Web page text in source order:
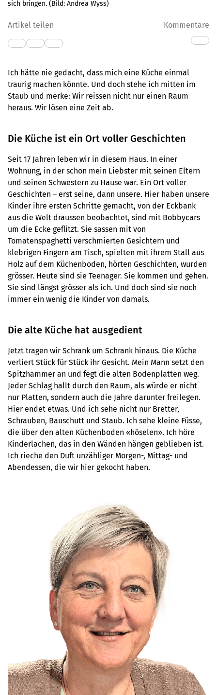
sich bringen. (Bild: Andrea Wyss)
Artikel teilen Kommentare
Ich hätte nie gedacht, dass mich eine Küche einmal
traurig machen könnte. Und doch stehe ich mitten im
Staub und merke: Wir reissen nicht nur einen Raum
heraus. Wir lösen eine Zeit ab.
Die Küche ist ein Ort voller Geschichten
Seit 17 Jahren leben wir in diesem Haus. In einer
Wohnung, in der schon mein Liebster mit seinen Eltern
und seinen Schwestern zu Hause war. Ein Ort voller
Geschichten – erst seine, dann unsere. Hier haben unsere
Kinder ihre ersten Schritte gemacht, von der Eckbank
aus die Welt draussen beobachtet, sind mit Bobbycars
um die Ecke geflitzt. Sie sassen mit von
Tomatenspaghetti verschmierten Gesichtern und
klebrigen Fingern am Tisch, spielten mit ihrem Stall aus
Holz auf dem Küchenboden, hörten Geschichten, wurden
grösser. Heute sind sie Teenager. Sie kommen und gehen.
Sie sind längst grösser als ich. Und doch sind sie noch
immer ein wenig die Kinder von damals.
Die alte Küche hat ausgedient
Jetzt tragen wir Schrank um Schrank hinaus. Die Küche
verliert Stück für Stück ihr Gesicht. Mein Mann setzt den
Spitzhammer an und fegt die alten Bodenplatten weg.
Jeder Schlag hallt durch den Raum, als würde er nicht
nur Platten, sondern auch die Jahre darunter freilegen.
Hier endet etwas. Und ich sehe nicht nur Bretter,
Schrauben, Bauschutt und Staub. Ich sehe kleine Füsse,
die über den alten Küchenboden «höselen». Ich höre
Kinderlachen, das in den Wänden hängen geblieben ist.
Ich rieche den Duft unzähliger Morgen-, Mittag- und
Abendessen, die wir hier gekocht haben.